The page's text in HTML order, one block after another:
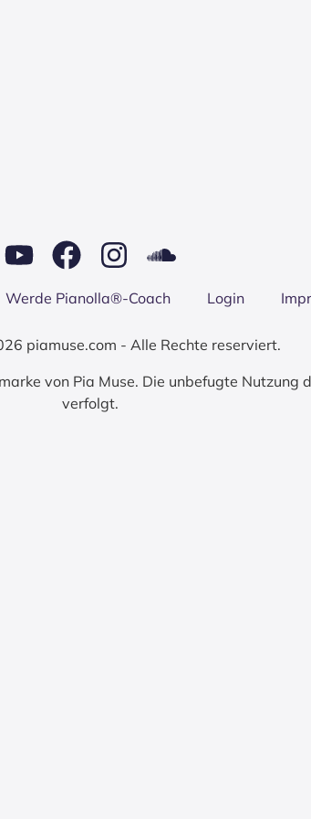
Wer­de Pianolla®-Coach Log­in
piamuse.com - Alle Rechte reserviert.
von Pia Muse. Die unbefugte Nutzung
verfolgt.